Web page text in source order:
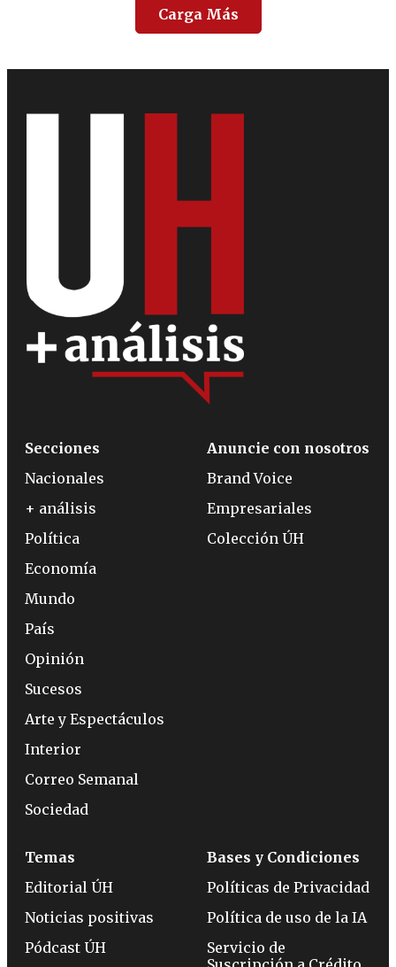
Carga Más
Secciones
Nacionales
+ análisis
Política
Economía
Mundo
País
Opinión
Sucesos
Arte y Espectáculos
Interior
Correo Semanal
Sociedad
Anuncie con nosotros
Brand Voice
Empresariales
Colección ÚH
Temas
Editorial ÚH
Noticias positivas
Pódcast ÚH
Bases y Condiciones
Políticas de Privacidad
Política de uso de la IA
Servicio de